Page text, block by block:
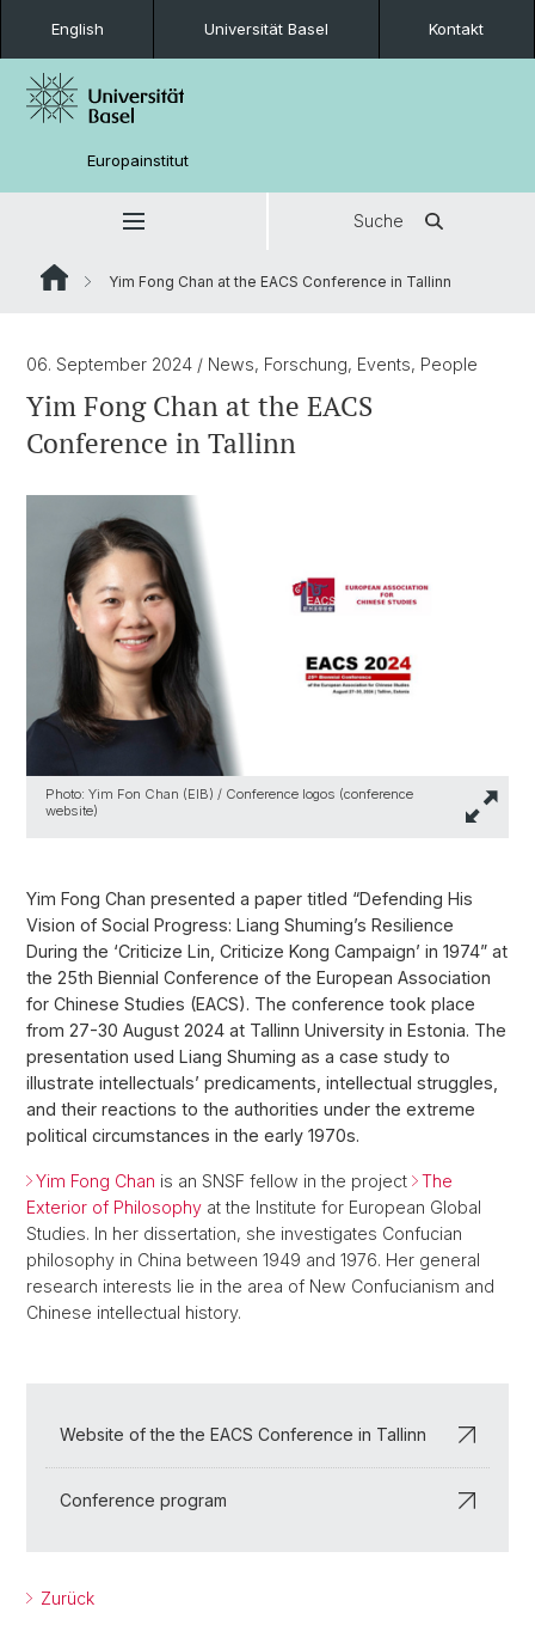
English Universität Basel Kontakt
Europainstitut
Suche
Yim Fong Chan at the EACS Conference in Tallinn
06. September 2024 / News, Forschung, Events, People
Yim Fong Chan at the EACS
Conference in Tallinn
Photo: Yim Fon Chan (EIB) / Conference logos (conference
website)
Yim Fong Chan presented a paper titled “Defending His
Vision of Social Progress: Liang Shuming’s Resilience
During the ‘Criticize Lin, Criticize Kong Campaign’ in 1974” at
the 25th Biennial Conference of the European Association
for Chinese Studies (EACS). The conference took place
from 27-30 August 2024 at Tallinn University in Estonia. The
presentation used Liang Shuming as a case study to
illustrate intellectuals’ predicaments, intellectual struggles,
and their reactions to the authorities under the extreme
political circumstances in the early 1970s.
Yim Fong Chan is an SNSF fellow in the project
The
Exterior of Philosophy at the Institute for European Global
Studies. In her dissertation, she investigates Confucian
philosophy in China between 1949 and 1976. Her general
research interests lie in the area of New Confucianism and
Chinese intellectual history.
Website of the the EACS Conference in Tallinn
Conference program
Zurück